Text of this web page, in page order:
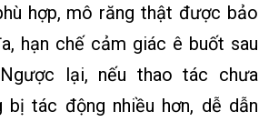
hợp, mô răng thật được bảo
hạn chế cảm giác ê buốt sau
lại, nếu thao tác chưa
bị tác động nhiều hơn, dễ dẫn